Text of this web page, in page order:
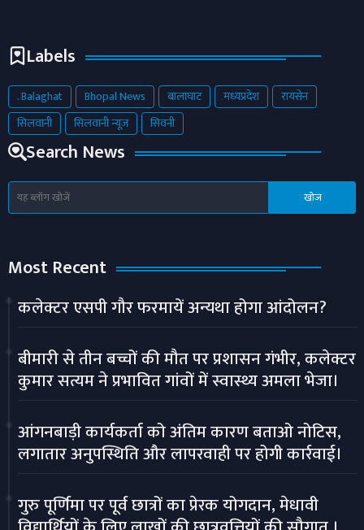
Labels
. Balaghat Bhopal News बालाघाट मध्यप्रदेश
रायसेन
सिलवानी
सिलवानी न्यूज़ सिवनी
Search News
Most Recent
कलेक्टर एसपी गौर फरमायें अन्यथा होगा आंदोलन?
बीमारी से तीन बच्चों की मौत पर प्रशासन गंभीर, कलेक्टर
कुमार सत्यम ने प्रभावित गांवों में स्वास्थ्य अमला भेजा।
आंगनबाड़ी कार्यकर्ता को अंतिम कारण बताओ नोटिस,
लगातार अनुपस्थिति और लापरवाही पर होगी कार्रवाई।
गुरु पूर्णिमा पर पूर्व छात्रों का प्रेरक योगदान, मेधावी